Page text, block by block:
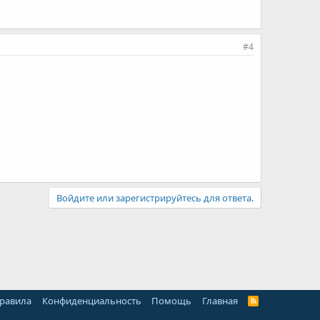
#4
Войдите или зарегистрируйтесь для ответа.
Конфиденциальность Помощь Главная